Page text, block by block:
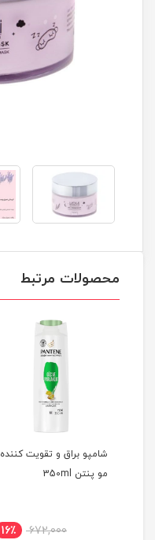
محصولات مرتبط
شامپو براق و تقویت کننده
مو پنتن 350ml
672,000 16٪